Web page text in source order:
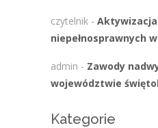
czytelnik -
niepełnosprawnych
admin - Zawody
województwie
Kategorie